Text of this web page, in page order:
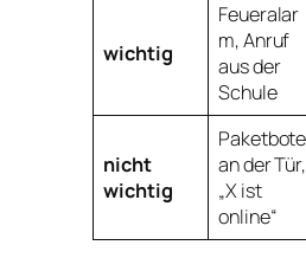
wichtig
Feueralar
m, Anruf
aus der
Schule
nicht
wichtig
Paketbote
an der Tür,
„X ist
online“